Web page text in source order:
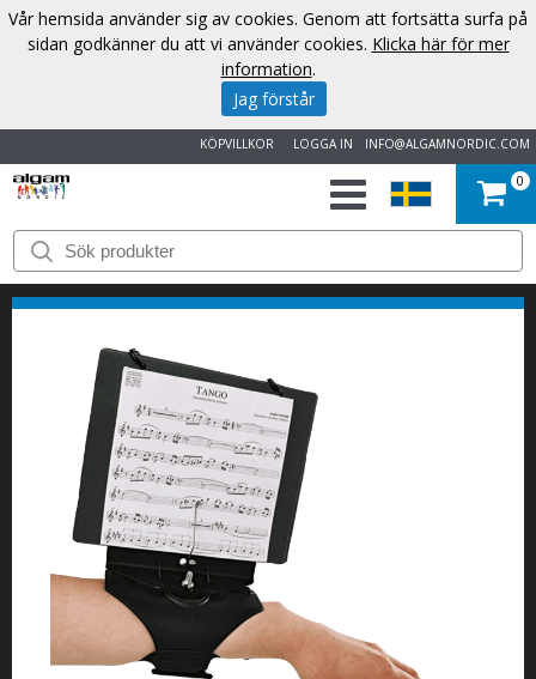
INFO@ALGAMNORDIC.COM
LOGGA IN
KÖPVILLKOR
START
VARUMÄRKEN
NYHETER
OM
OSS
KONTAKT
0
Vår hemsida använder sig av cookies. Genom att fortsätta surfa på
sidan godkänner du att vi använder cookies. Klicka här för mer
information.
Jag förstår